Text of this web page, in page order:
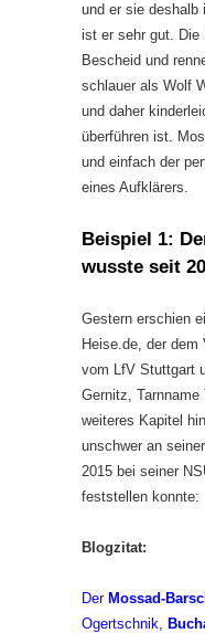
und er sie deshalb
ist er sehr gut.
Bescheid und
schlauer als Wolf
und daher
überführen ist.
und einfach der
eines Aufklärers.
Beispiel 1:
wusste seit
Gestern erschien
Heise.de, der dem
vom LfV Stuttgart
Gernitz,
weiteres Kapitel
unschwer an
2015 bei seiner
feststellen konnte:
Blogzitat:
Der Mossad-
Ogertschnik,